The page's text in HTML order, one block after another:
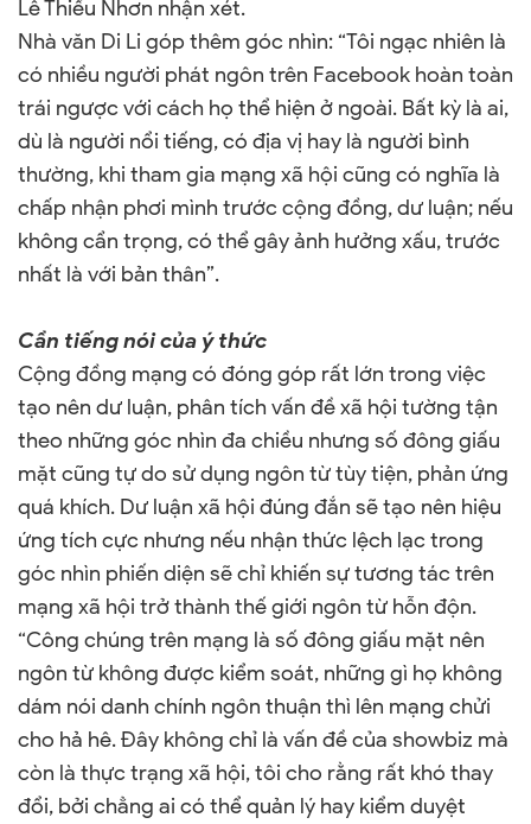
Lê Thiếu Nhơn nhận xét.
Nhà văn Di Li góp thêm góc nhìn: “Tôi ngạc nhiên là
có nhiều người phát ngôn trên Facebook hoàn toàn
trái ngược với cách họ thể hiện ở ngoài. Bất kỳ là ai,
dù là người nổi tiếng, có địa vị hay là người bình
thường, khi tham gia mạng xã hội cũng có nghĩa là
chấp nhận phơi mình trước cộng đồng, dư luận; nếu
không cẩn trọng, có thể gây ảnh hưởng xấu, trước
nhất là với bản thân”.
Cần tiếng nói của ý thức
Cộng đồng mạng có đóng góp rất lớn trong việc
tạo nên dư luận, phân tích vấn đề xã hội tường tận
theo những góc nhìn đa chiều nhưng số đông giấu
mặt cũng tự do sử dụng ngôn từ tùy tiện, phản ứng
quá khích. Dư luận xã hội đúng đắn sẽ tạo nên hiệu
ứng tích cực nhưng nếu nhận thức lệch lạc trong
góc nhìn phiến diện sẽ chỉ khiến sự tương tác trên
mạng xã hội trở thành thế giới ngôn từ hỗn độn.
“Công chúng trên mạng là số đông giấu mặt nên
ngôn từ không được kiểm soát, những gì họ không
dám nói danh chính ngôn thuận thì lên mạng chửi
cho hả hê. Đây không chỉ là vấn đề của showbiz mà
còn là thực trạng xã hội, tôi cho rằng rất khó thay
đổi, bởi chẳng ai có thể quản lý hay kiểm duyệt